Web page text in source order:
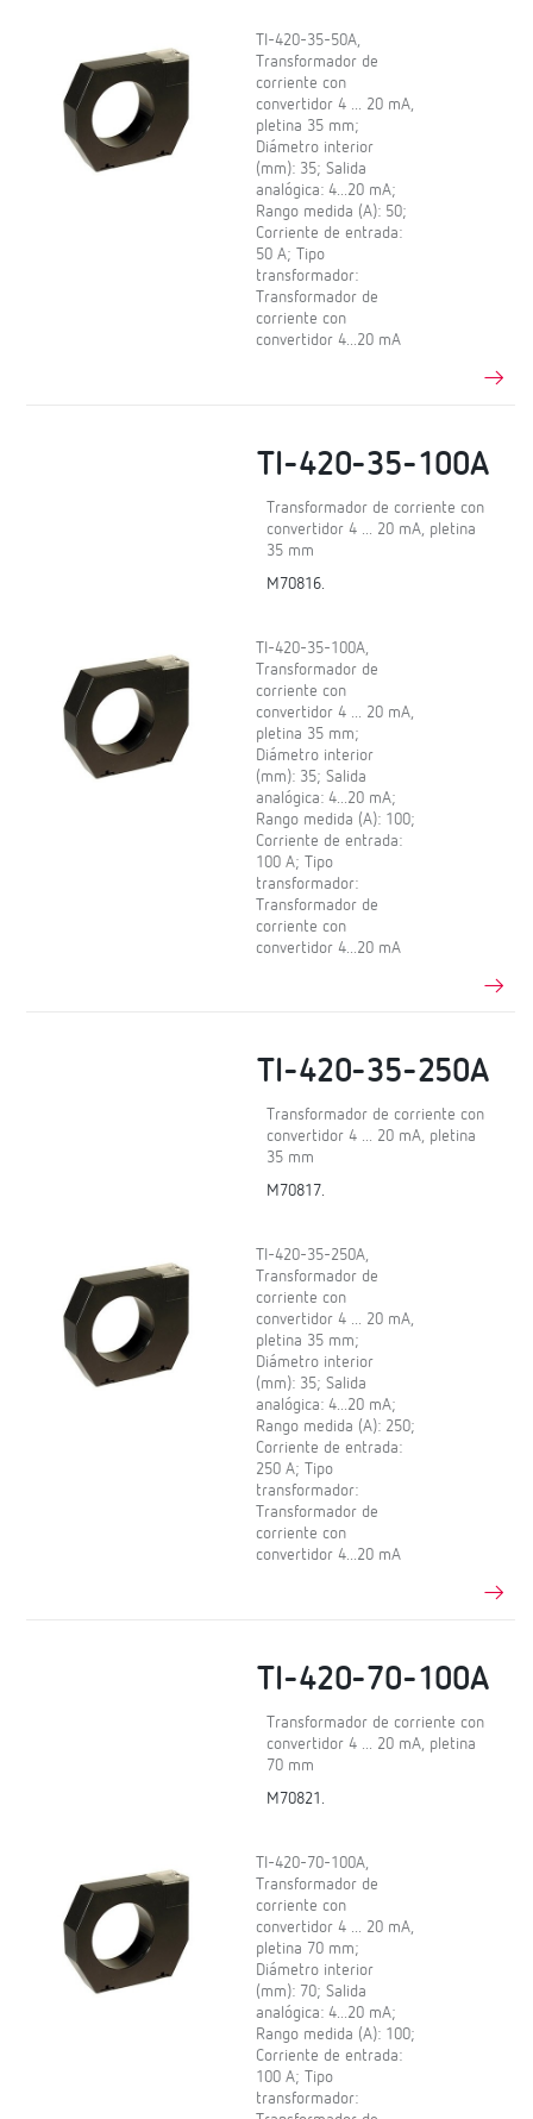
TI-420-35-50A,
Transformador de
corriente con
convertidor 4 ... 20 mA,
pletina 35 mm;
Diámetro interior
(mm): 35; Salida
analógica: 4...20 mA;
Rango medida (A): 50;
Corriente de entrada:
50 A; Tipo
transformador:
Transformador de
corriente con
convertidor 4...20 mA
TI-420-35-100A
Transformador de corriente con
convertidor 4 ... 20 mA, pletina
35 mm
M70816.
TI-420-35-100A,
Transformador de
corriente con
convertidor 4 ... 20 mA,
pletina 35 mm;
Diámetro interior
(mm): 35; Salida
analógica: 4...20 mA;
Rango medida (A): 100;
Corriente de entrada:
100 A; Tipo
transformador:
Transformador de
corriente con
convertidor 4...20 mA
TI-420-35-250A
Transformador de corriente con
convertidor 4 ... 20 mA, pletina
35 mm
M70817.
TI-420-35-250A,
Transformador de
corriente con
convertidor 4 ... 20 mA,
pletina 35 mm;
Diámetro interior
(mm): 35; Salida
analógica: 4...20 mA;
Rango medida (A): 250;
Corriente de entrada:
250 A; Tipo
transformador:
Transformador de
corriente con
convertidor 4...20 mA
TI-420-70-100A
Transformador de corriente con
convertidor 4 ... 20 mA, pletina
70 mm
M70821.
TI-420-70-100A,
Transformador de
corriente con
convertidor 4 ... 20 mA,
pletina 70 mm;
Diámetro interior
(mm): 70; Salida
analógica: 4...20 mA;
Rango medida (A): 100;
Corriente de entrada:
100 A; Tipo
transformador: